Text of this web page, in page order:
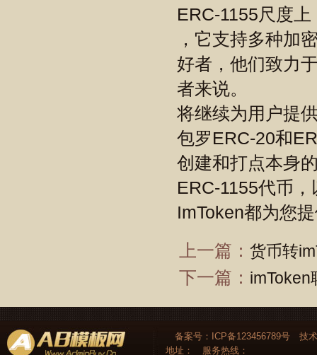
ERC-1155尺度
，它支持多种加
好者，他们致力
者来说。
将继续为用户提
包罗ERC-20和
创建和打点本身
ERC-1155代币
ImToken都为您
上一篇： 货币转
下一篇： imToken
备案号：ICP备123456789号 技
地址： 服务热线：